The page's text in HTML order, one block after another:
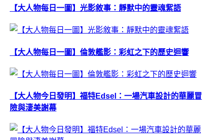
【大人物每日一圖】光影敘事：靜默中的靈魂絮語
【大人物每日一圖】倫敦艦影：彩虹之下的歷史迴響
【大人物今日發明】福特Edsel：一場汽車設計的華麗冒
險與淒美謝幕